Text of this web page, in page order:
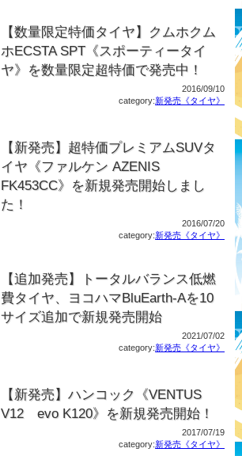
【数量限定特価タイヤ】クムホクム
ホECSTA SPT《スポーティータイ
ヤ》を数量限定超特価で発売中！
2016/09/10
category:新発売《タイヤ》
【新発売】超特価プレミアムSUVタ
イヤ《ファルケン AZENIS
FK453CC》を新規発売開始しまし
た！
2016/07/20
category:新発売《タイヤ》
【追加発売】トータルバランス低燃
費タイヤ、ヨコハマBluEarth-Aを10
サイズ追加で新規発売開始
2021/07/02
category:新発売《タイヤ》
【新発売】ハンコック《VENTUS
V12 evo K120》を新規発売開始！
2017/07/19
category:新発売《タイヤ》